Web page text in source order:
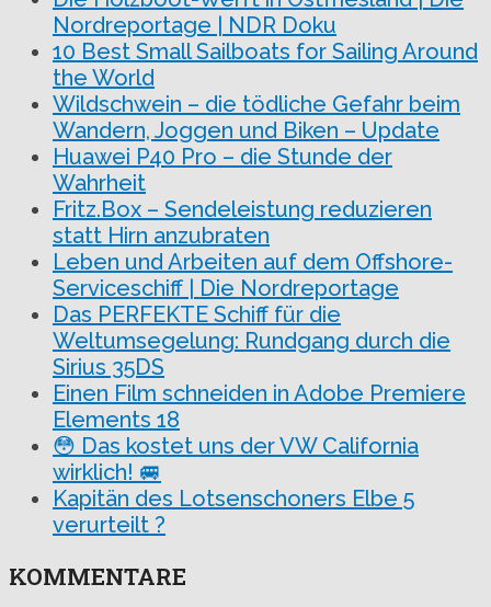
Nordreportage | NDR Doku
10 Best Small Sailboats for Sailing Around
the World
Wildschwein – die tödliche Gefahr beim
Wandern, Joggen und Biken – Update
Huawei P40 Pro – die Stunde der
Wahrheit
Fritz.Box – Sendeleistung reduzieren
statt Hirn anzubraten
Leben und Arbeiten auf dem Offshore-
Serviceschiff | Die Nordreportage
Das PERFEKTE Schiff für die
Weltumsegelung: Rundgang durch die
Sirius 35DS
Einen Film schneiden in Adobe Premiere
Elements 18
😳 Das kostet uns der VW California
wirklich! 🚐
Kapitän des Lotsenschoners Elbe 5
verurteilt ?
KOMMENTARE